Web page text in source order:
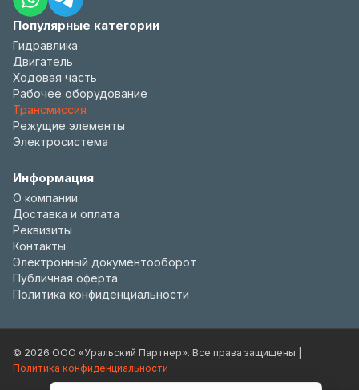
Популярные категории
Гидравлика
Двигатель
Ходовая часть
Рабочее оборудование
Трансмиссия
Режущие элементы
Электросистема
Информация
О компании
Доставка и оплата
Реквизиты
Контакты
Электронный документооборот
Публичная оферта
Политика конфиденциальности
© 2026 ООО «Уральский Партнер». Все права защищены |
Политика конфиденциальности